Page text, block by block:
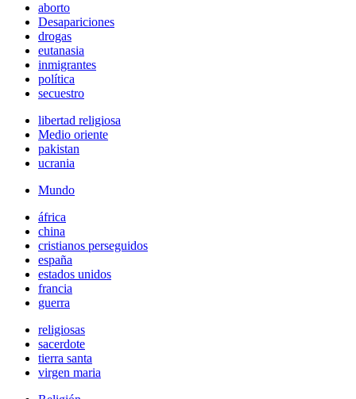
aborto
Desapariciones
drogas
eutanasia
inmigrantes
política
secuestro
libertad religiosa
Medio oriente
pakistan
ucrania
Mundo
áfrica
china
cristianos perseguidos
españa
estados unidos
francia
guerra
religiosas
sacerdote
tierra santa
virgen maria